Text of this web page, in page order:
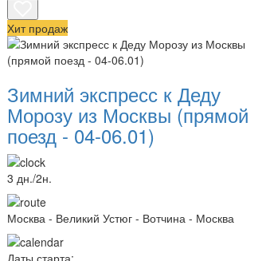
Хит продаж
Зимний экспресс к Деду
Морозу из Москвы (прямой
поезд - 04-06.01)
3 дн./2н.
Москва - Великий Устюг - Вотчина - Москва
Даты старта: